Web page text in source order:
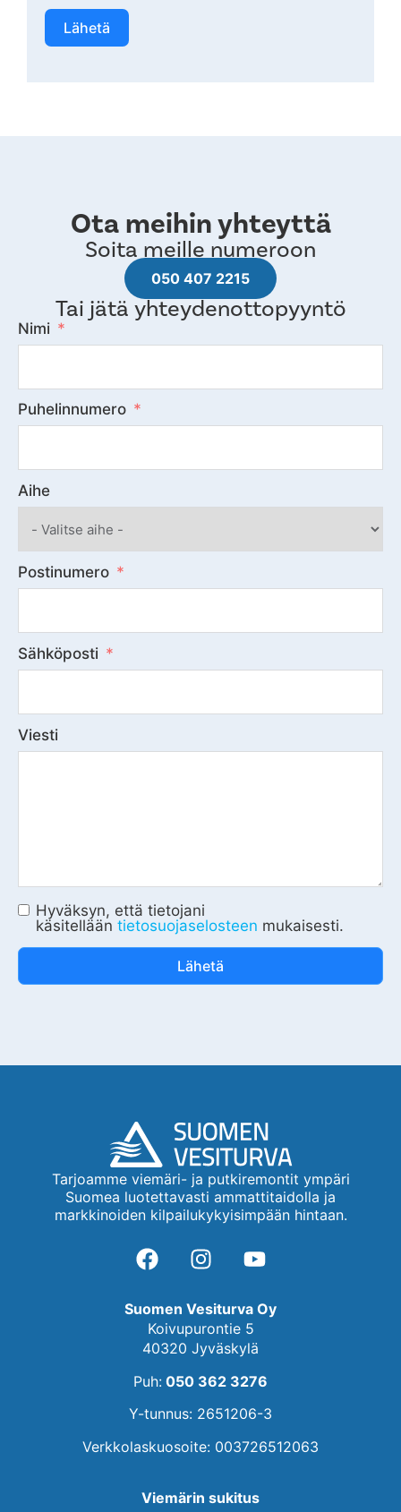
Lähetä
Ota meihin yhteyttä
Soita meille numeroon
050 407 2215
Tai jätä yhteydenottopyyntö
Nimi
Puhelinnumero
Aihe
Postinumero
Sähköposti
Viesti
Hyväksyn, että tietojani
käsitellään tietosuojaselosteen mukaisesti.
Lähetä
Tarjoamme viemäri- ja putkiremontit ympäri
Suomea luotettavasti ammattitaidolla ja
markkinoiden kilpailukykyisimpään hintaan.
Suomen Vesiturva Oy
Koivupurontie 5
40320 Jyväskylä
Puh: 050 362 3276
Y-tunnus: 2651206-3
Verkkolaskuosoite: 003726512063
Viemärin sukitus